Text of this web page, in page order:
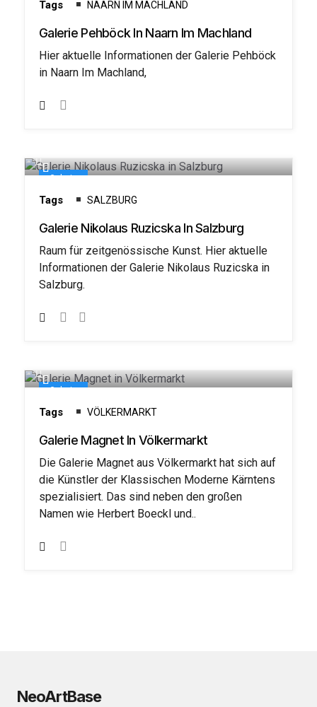
Tags NAARN IM MACHLAND
Galerie Pehböck In Naarn Im Machland
Hier aktuelle Informationen der Galerie Pehböck
in Naarn Im Machland,
Galerie
Tags SALZBURG
Galerie Nikolaus Ruzicska In Salzburg
Raum für zeitgenössische Kunst. Hier aktuelle
Informationen der Galerie Nikolaus Ruzicska in
Salzburg.
Galerie
Tags VÖLKERMARKT
Galerie Magnet In Völkermarkt
Die Galerie Magnet aus Völkermarkt hat sich auf
die Künstler der Klassischen Moderne Kärntens
spezialisiert. Das sind neben den großen
Namen wie Herbert Boeckl und..
NeoArtBase